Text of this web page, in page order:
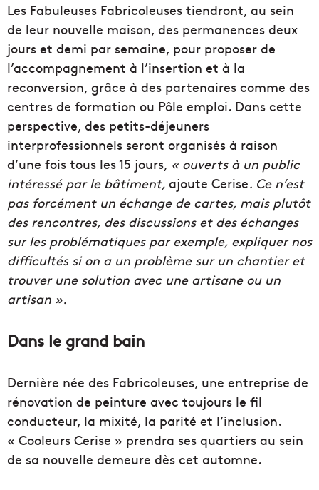
Les Fabuleuses Fabricoleuses tiendront, au sein
de leur nouvelle maison, des permanences deux
jours et demi par semaine, pour proposer de
l’accompagnement à l’insertion et à la
reconversion, grâce à des partenaires comme des
centres de formation ou Pôle emploi. Dans cette
perspective, des petits-déjeuners
interprofessionnels seront organisés à raison
d’une fois tous les 15 jours, « ouverts à un public
intéressé par le bâtiment, ajoute Cerise. Ce n’est
pas forcément un échange de cartes, mais plutôt
des rencontres, des discussions et des échanges
sur les problématiques par exemple, expliquer nos
difficultés si on a un problème sur un chantier et
trouver une solution avec une artisane ou un
artisan ».
Dans le grand bain
Dernière née des Fabricoleuses, une entreprise de
rénovation de peinture avec toujours le fil
conducteur, la mixité, la parité et l’inclusion.
« Cooleurs Cerise » prendra ses quartiers au sein
de sa nouvelle demeure dès cet automne.